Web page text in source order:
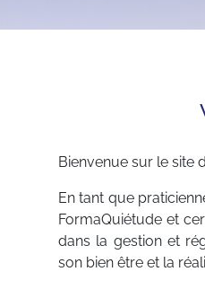
Bienvenue sur le site
En tant que
FormaQuiétude et
dans la gestion et
son bien être et la